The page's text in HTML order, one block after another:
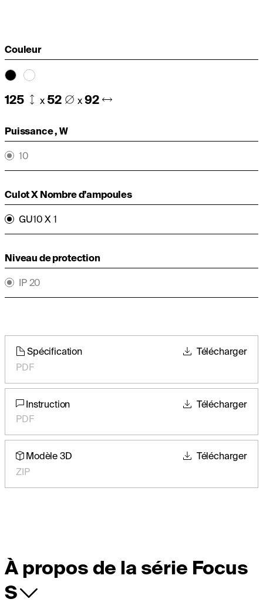
Couleur
125 x 52 x 92
Puissance , W
10
Culot X Nombre d’ampoules
GU10 X 1
Niveau de protection
IP 20
Spécification
PDF
Télécharger
Instruction
PDF
Télécharger
Modèle 3D
ZIP
Télécharger
À propos de la série Focus
S